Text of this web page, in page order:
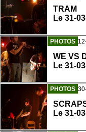
TRAM
Le 31-
PHOTOS
WE VS
Le 31-
PHOTOS
Le 31-